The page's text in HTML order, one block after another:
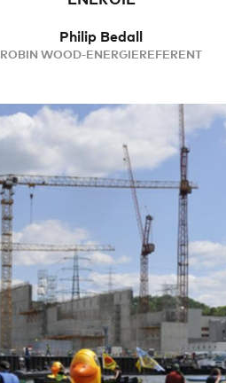
Philip Bedall
ROBIN WOOD-ENERGIEREFERENT